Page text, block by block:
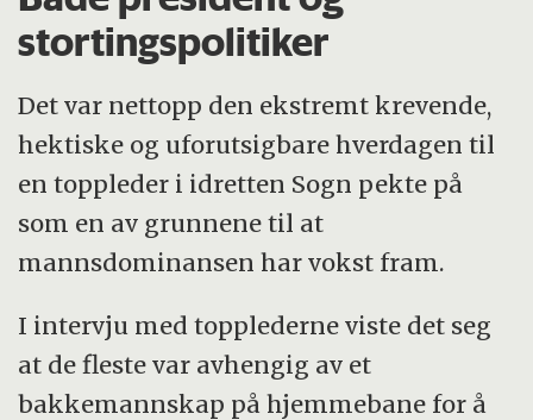
stortingspolitiker
Det var nettopp den ekstremt krevende,
hektiske og uforutsigbare hverdagen til
en toppleder i idretten Sogn pekte på
som en av grunnene til at
mannsdominansen har vokst fram.
I intervju med topplederne viste det seg
at de fleste var avhengig av et
bakkemannskap på hjemmebane for å